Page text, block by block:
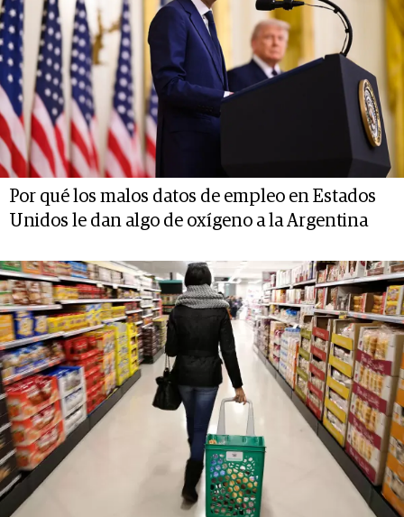
Por qué los malos datos de empleo en Estados
Unidos le dan algo de oxígeno a la Argentina